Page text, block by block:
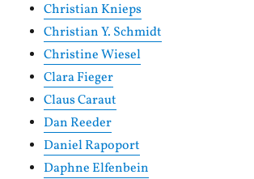
Christian Knieps
Christian Y. Schmidt
Christine Wiesel
Clara Fieger
Claus Caraut
Dan Reeder
Daniel Rapoport
Daphne Elfenbein